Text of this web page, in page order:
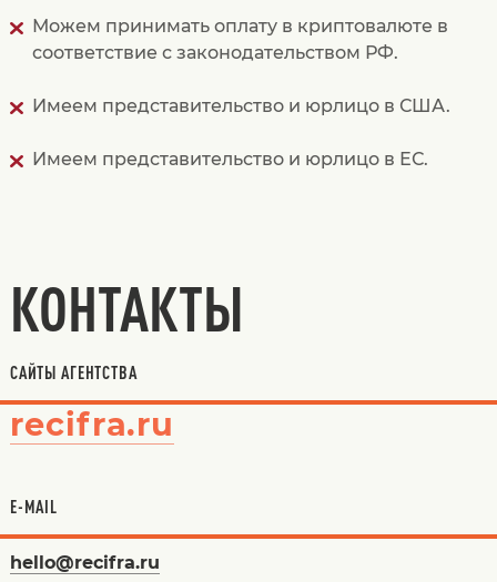
Можем принимать оплату в криптовалюте в
соответствие с законодательством РФ.
Имеем представительство и юрлицо в США.
Имеем представительство и юрлицо в ЕС.
КОНТАКТЫ
САЙТЫ АГЕНТСТВА
recifra.ru
E-MAIL
hello@recifra.ru